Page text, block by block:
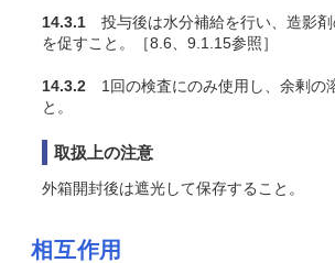
14.3.1 投与後は水分補給を行い、造影
を促すこと。［8.6、9.1.15参照］
14.3.2 1回の検査にのみ使用し、余剰の
と。
取扱上の注意
外箱開封後は遮光して保存すること。
相互作用